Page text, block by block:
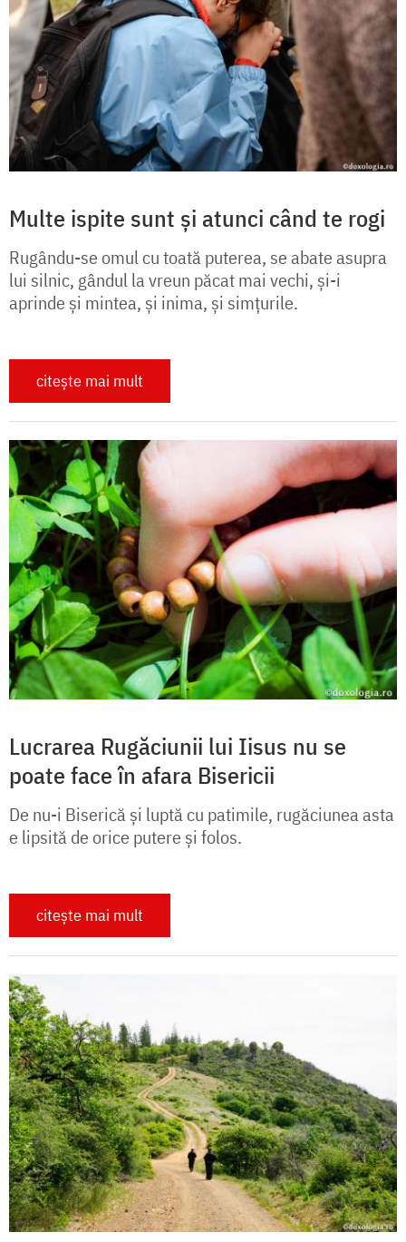
Multe ispite sunt și atunci când te rogi
Rugându-se omul cu toată puterea, se abate asupra
lui silnic, gândul la vreun păcat mai vechi, și-i
aprinde și mintea, și inima, și simțurile.
citește mai mult
Lucrarea Rugăciunii lui Iisus nu se
poate face în afara Bisericii
De nu-i Biserică și luptă cu patimile, rugăciunea asta
e lipsită de orice putere și folos.
citește mai mult